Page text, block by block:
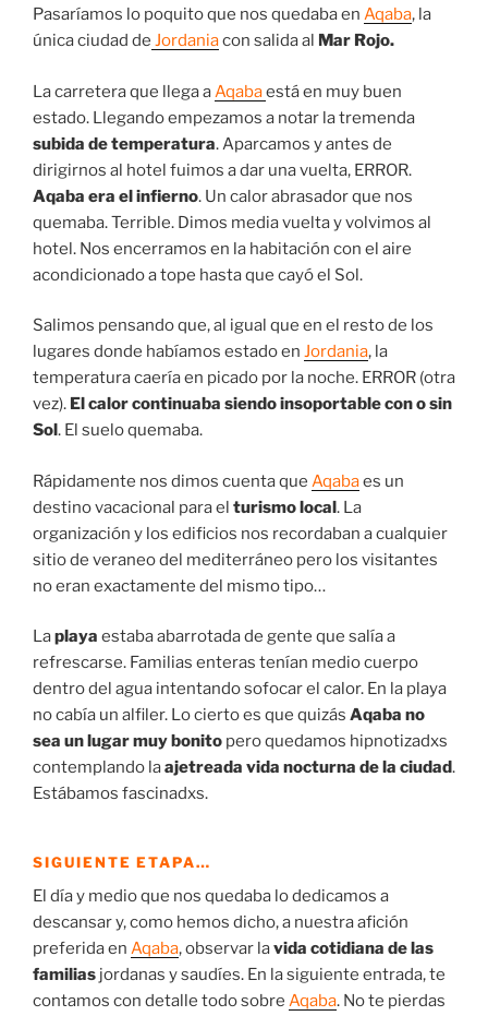
Pasaríamos lo poquito que nos quedaba en Aqaba, la
única ciudad de Jordaniacon salida al Mar Rojo.
La carretera que llega aAqabaestá en muy buen
estado. Llegando empezamos a notar la tremenda
subida de temperatura. Aparcamos y antes de
dirigirnos al hotel fuimos a dar una vuelta, ERROR.
Aqaba era el infierno. Un calor abrasador que nos
quemaba. Terrible. Dimos media vuelta y volvimos al
hotel. Nos encerramos en la habitación con el aire
acondicionado a tope hasta que cayó el Sol.
Salimos pensando que, al igual que en el resto de los
lugares donde habíamos estado en Jordania, la
temperatura caería en picado por la noche. ERROR (otra
vez). El calor continuaba siendo insoportable con o sin
Sol . El suelo quemaba.
Rápidamente nos dimos cuenta que Aqabaes un
destino vacacional para el turismo local. La
organización y los edificios nos recordaban a cualquier
sitio de veraneo del mediterráneo pero los visitantes
no eran exactamente del mismo tipo…
Laplaya estaba abarrotada de gente que salía a
refrescarse. Familias enteras tenían medio cuerpo
dentro del agua intentando sofocar el calor. En la playa
no cabía un alfiler. Lo cierto es que quizás Aqaba no
sea un lugar muy bonito pero quedamos hipnotizadxs
contemplando laajetreada vida nocturna de la ciudad.
Estábamos fascinadxs.
SIGUIENTE ETAPA…
El día y medio que nos quedaba lo dedicamos a
descansar y, como hemos dicho, a nuestra afición
preferida en Aqaba, observar lavida cotidiana de las
familias jordanas y saudíes. En la siguiente entrada, te
contamos con detalle todo sobre Aqaba. No te pierdas